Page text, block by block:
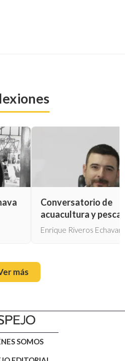
Conversatorio de
acuacultura y pesca
Enrique Riveros
más
SOMOS